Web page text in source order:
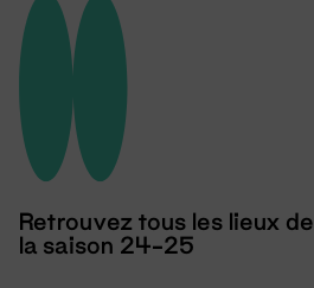
Retrouvez tous les lieux de
la saison 24-25